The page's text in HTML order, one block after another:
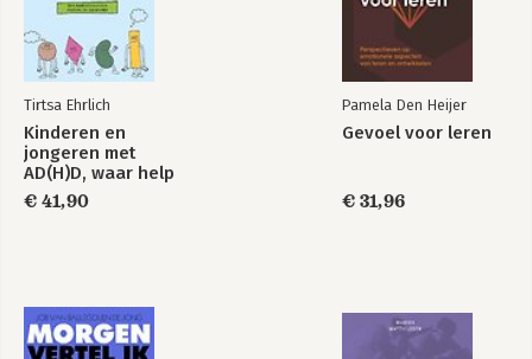
Bekijk alle boeken
Tirtsa Ehrlich
Kinderen en
jongeren met
AD(H)D, waar help
je ze mee?
€ 41,90
Pamela Den Heijer
Gevoel voor leren
€ 31,96